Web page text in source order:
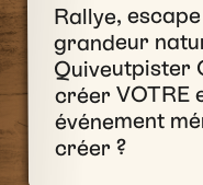
Rallye,
grandeur
Quiveutpister
créer VOTRE
événement
créer ?